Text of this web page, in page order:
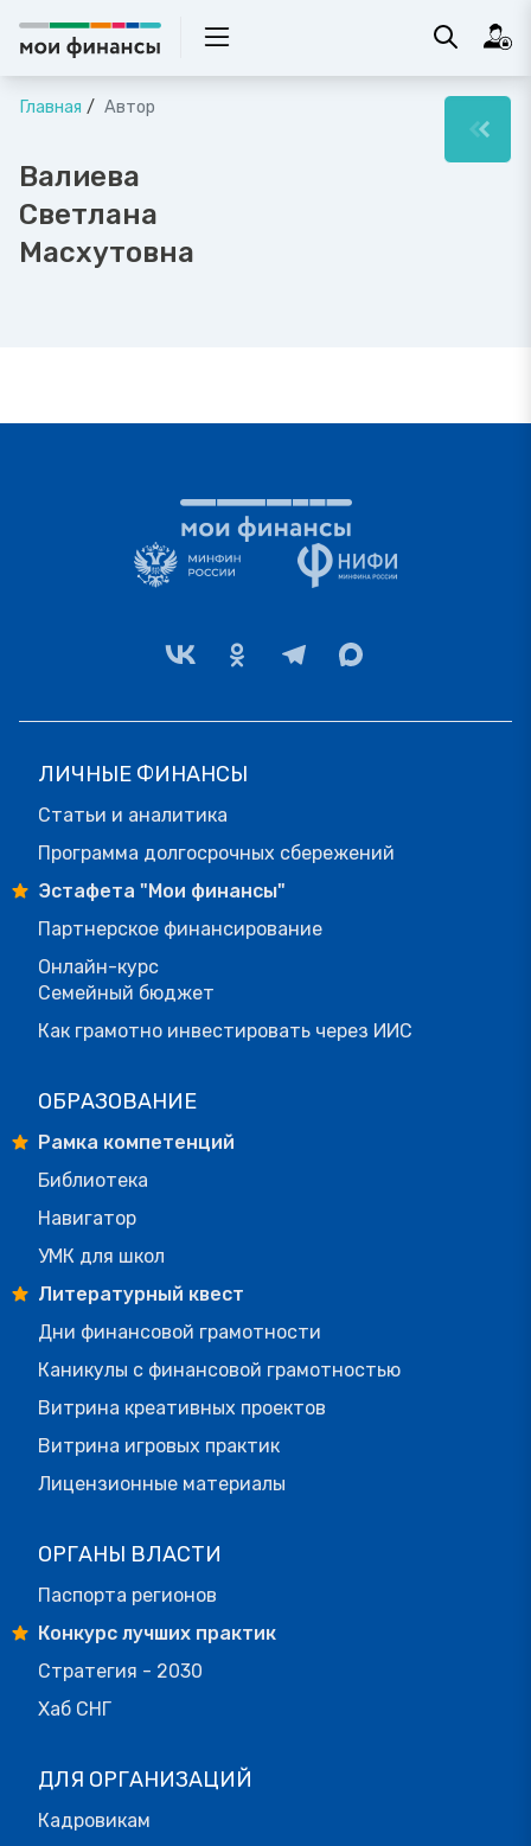
Главная Автор
Валиева
Светлана
Масхутовна
ЛИЧНЫЕ ФИНАНСЫ
Статьи и аналитика
Программа долгосрочных сбережений
Эстафета "Мои финансы"
Партнерское финансирование
Онлайн-курс
Семейный бюджет
Как грамотно инвестировать через ИИС
ОБРАЗОВАНИЕ
Рамка компетенций
Библиотека
Навигатор
УМК для школ
Литературный квест
Дни финансовой грамотности
Каникулы с финансовой грамотностью
Витрина креативных проектов
Витрина игровых практик
Лицензионные материалы
ОРГАНЫ ВЛАСТИ
Паспорта регионов
Конкурс лучших практик
Стратегия - 2030
Хаб СНГ
ДЛЯ ОРГАНИЗАЦИЙ
Кадровикам